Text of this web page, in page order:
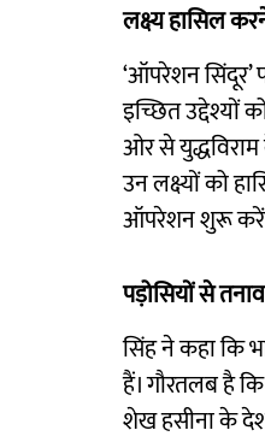
लक्ष्य हासिल
‘ऑपरेशन सिंदूर’
इच्छित उद्देश्यों
ओर से
उन लक्ष्यों को
ऑपरेशन शुरू
पड़ोसियों से
सिंह ने कहा कि
हैं। गौरतलब है
शेख हसीना के देश